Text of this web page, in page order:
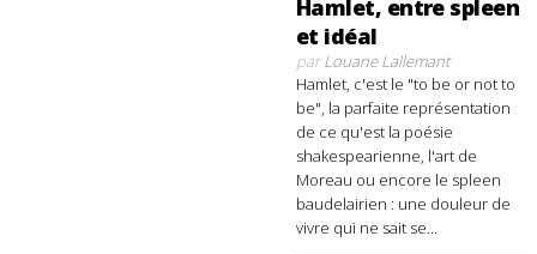
Hamlet, entre spleen
et idéal
parLouane Lallemant
Hamlet, c'est le "to be or not to
be", la parfaite représentation
de ce qu'est la poésie
shakespearienne, l'art de
Moreau ou encore le spleen
baudelairien : une douleur de
vivre qui ne sait se...